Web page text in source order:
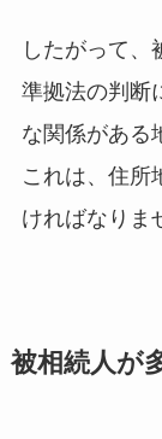
したがって、
準拠法の判断
な関係がある
これは、住所
ければなりま
被相続人が